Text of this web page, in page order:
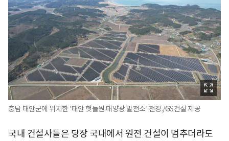
충남 태안군에 위치한 '태안 햇들원 태양광 발전소' 전경./GS건설 제공
국내 건설사들은 당장 국내에서 원전 건설이 멈추더라도